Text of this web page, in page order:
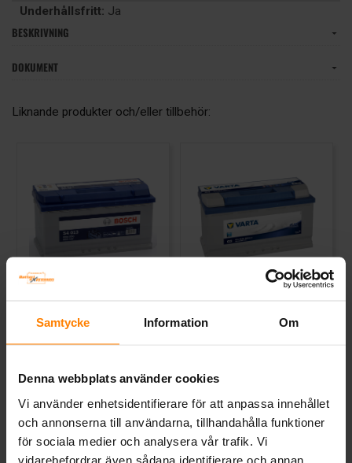
Samtycke Information Om
Denna webbplats använder cookies
Vi använder enhetsidentifierare för att anpassa innehållet
och annonserna till användarna, tillhandahålla funktioner
för sociala medier och analysera vår trafik. Vi
vidarebefordrar även sådana identifierare och annan
Underhållsfritt: Ja
BESKRIVNING
DOKUMENT
Liknande produkter och/eller tillbehör:
BOSCH
Mått (mm) L= 353 B= 175 H=
Art nr. S4013
2 794 kr
VARTA
Art nr. G3